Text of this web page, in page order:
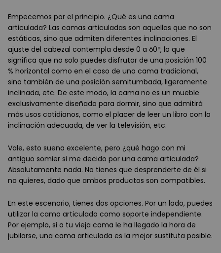
Empecemos por el principio. ¿Qué es una cama
articulada? Las camas articuladas son aquellas que no son
estáticas, sino que admiten diferentes inclinaciones. El
ajuste del cabezal contempla desde 0 a 60º, lo que
significa que no solo puedes disfrutar de una posición 100
% horizontal como en el caso de una cama tradicional,
sino también de una posición semitumbada, ligeramente
inclinada, etc. De este modo, la cama no es un mueble
exclusivamente diseñado para dormir, sino que admitirá
más usos cotidianos, como el placer de leer un libro con la
inclinación adecuada, de ver la televisión, etc.
Vale, esto suena excelente, pero ¿qué hago con mi
antiguo somier si me decido por una cama articulada?
Absolutamente nada. No tienes que desprenderte de él si
no quieres, dado que ambos productos son compatibles.
En este escenario, tienes dos opciones. Por un lado, puedes
utilizar la cama articulada como soporte independiente.
Por ejemplo, si a tu vieja cama le ha llegado la hora de
jubilarse, una cama articulada es la mejor sustituta posible.